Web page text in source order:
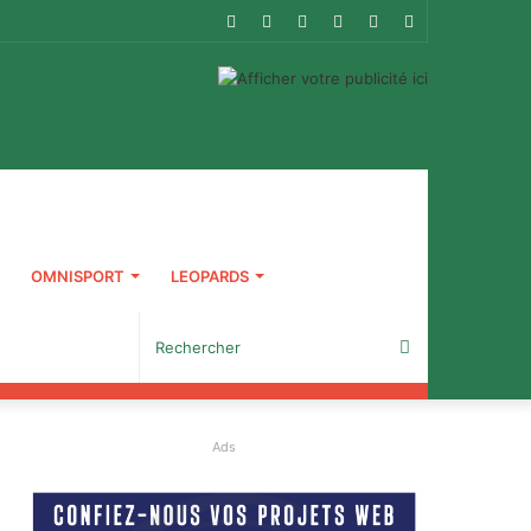
Connexion
YouTube
Twitter
Facebook
RSS
OMNISPORT LEOPARDS
Rechercher
Ads